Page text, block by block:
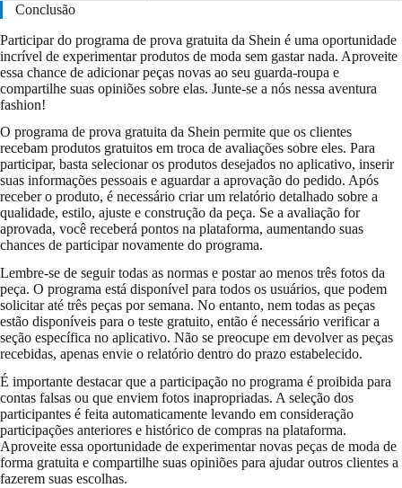
Conclusão
Participar do programa de prova gratuita da Shein é uma oportunidade
incrível de experimentar produtos de moda sem gastar nada. Aproveite
essa chance de adicionar peças novas ao seu guarda-roupa e
compartilhe suas opiniões sobre elas. Junte-se a nós nessa aventura
fashion!
O programa de prova gratuita da Shein permite que os clientes
recebam produtos gratuitos em troca de avaliações sobre eles. Para
participar, basta selecionar os produtos desejados no aplicativo, inserir
suas informações pessoais e aguardar a aprovação do pedido. Após
receber o produto, é necessário criar um relatório detalhado sobre a
qualidade, estilo, ajuste e construção da peça. Se a avaliação for
aprovada, você receberá pontos na plataforma, aumentando suas
chances de participar novamente do programa.
Lembre-se de seguir todas as normas e postar ao menos três fotos da
peça. O programa está disponível para todos os usuários, que podem
solicitar até três peças por semana. No entanto, nem todas as peças
estão disponíveis para o teste gratuito, então é necessário verificar a
seção específica no aplicativo. Não se preocupe em devolver as peças
recebidas, apenas envie o relatório dentro do prazo estabelecido.
É importante destacar que a participação no programa é proibida para
contas falsas ou que enviem fotos inapropriadas. A seleção dos
participantes é feita automaticamente levando em consideração
participações anteriores e histórico de compras na plataforma.
Aproveite essa oportunidade de experimentar novas peças de moda de
forma gratuita e compartilhe suas opiniões para ajudar outros clientes a
fazerem suas escolhas.